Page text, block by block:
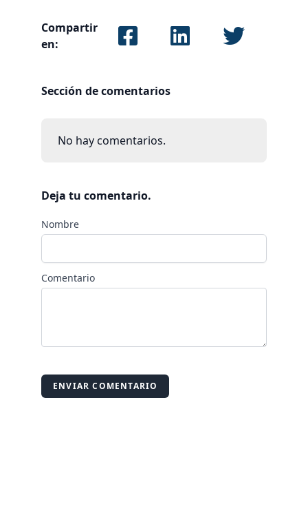
Compartir
en:
Sección de comentarios
No hay comentarios.
Deja tu comentario.
Nombre
Comentario
ENVIAR COMENTARIO